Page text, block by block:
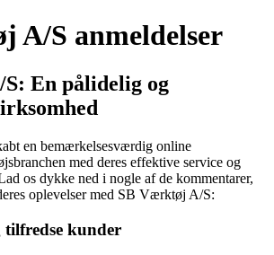
A/S anmeldelser
En pålidelig og
en bemærkelsesværdig online
med deres effektive service og
os dykke ned i nogle af de kommentarer,
oplevelser med SB Værktøj A/S:
kunder